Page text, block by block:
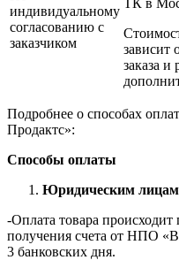
индивидуальному
согласованию с
заказчиком
зависит
заказа и
Подробнее о способах
Продактс»:
Способы оплаты
Юридическим
-Оплата товара происходит
получения счета от НПО
3 банковских дня.